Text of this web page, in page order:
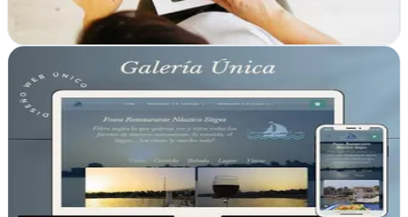
Ver ficha completa
Llegando al Mundo
Sitges, Barcelona
Transformamos negocios en Sitges con estrategias de marketing y
webs que capturan clientes. Tu presencia digital comienza aquí